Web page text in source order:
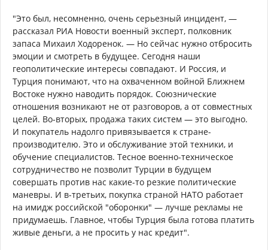
"Это был, несомненно, очень серьезный инцидент, —
рассказал РИА Новости военный эксперт, полковник
запаса Михаил Ходоренок. — Но сейчас нужно отбросить
эмоции и смотреть в будущее. Сегодня наши
геополитические интересы совпадают. И Россия, и
Турция понимают, что на охваченном войной Ближнем
Востоке нужно наводить порядок. Союзнические
отношения возникают не от разговоров, а от совместных
целей. Во-вторых, продажа таких систем — это выгодно.
И покупатель надолго привязывается к стране-
производителю. Это и обслуживание этой техники, и
обучение специалистов. Тесное военно-техническое
сотрудничество не позволит Турции в будущем
совершать против нас какие-то резкие политические
маневры. И в-третьих, покупка страной НАТО работает
на имидж российской "оборонки" — лучше рекламы не
придумаешь. Главное, чтобы Турция была готова платить
живые деньги, а не просить у нас кредит".